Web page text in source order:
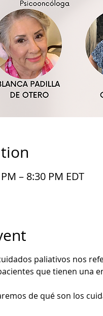
– 8:30 PM EDT
paliativos nos
que tienen una
de qué son los